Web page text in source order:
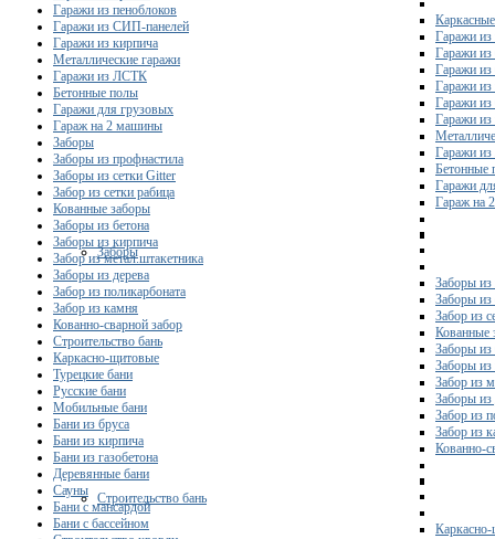
Гаражи из
Гаражи из
Гаражи из
Гаражи из
Гаражи
Гаражи из
Гаражи
Бетонные
Гаражи
Гараж на
Заборы
Заборы из
Заборы из
Забор из
Кованные
Заборы из
Заборы из
Забор из
Заборы из
Забор из
Забор из
Кованно-
Строительство бань
Гаражи из пеноблоков
Гаражи из СИП-панелей
Гаражи из кирпича
Металлические гаражи
Гаражи из ЛСТК
Бетонные полы
Гаражи для грузовых
Гараж на 2 машины
Заборы
Заборы из профнастила
Заборы из сетки Gitter
Забор из сетки рабица
Кованные заборы
Заборы из бетона
Заборы из кирпича
Забор из метал.штакетника
Заборы из дерева
Забор из поликарбоната
Забор из камня
Кованно-сварной забор
Строительство бань
Каркасно-щитовые
Турецкие бани
Русские бани
Мобильные бани
Бани из бруса
Бани из кирпича
Бани из газобетона
Деревянные бани
Сауны
Бани с мансардой
Бани с бассейном